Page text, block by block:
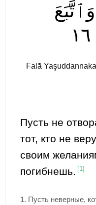
وَٱتَّبَعَ
١٦
Falā
Пусть не
тот, кто не
своим
погибнешь.
[1]
1. Пусть неверные,